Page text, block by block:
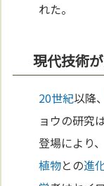
れた。
現代技術
20世紀以降
ョウの研究
登場により
植物との進